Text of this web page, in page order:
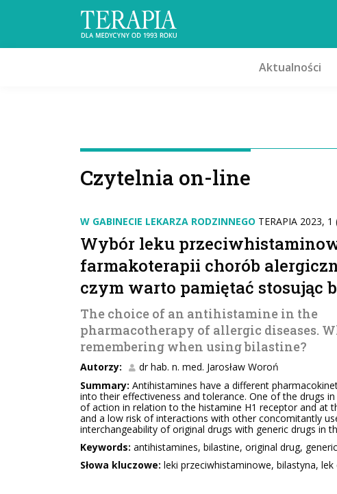
Aktualności
Czytelnia on-line
W GABINECIE LEKARZA RODZINNEGO TERAPIA 2023,
Wybór leku
farmakoterapii chorób
czym warto pamiętać stosując
The choice of an antihistamine in the
pharmacotherapy of allergic diseases.
remembering when using bilastine?
Autorzy: dr hab. n. med. Jarosław Woroń
Summary: Antihistamines have a different
into their effectiveness and tolerance. One of the drugs
of action in relation to the histamine H1 receptor and at
and a low risk of interactions with other concomitantly
interchangeability of original drugs with generic drugs in
Keywords: antihistamines, bilastine, original drug,
Słowa kluczowe: leki przeciwhistaminowe, bilastyna,